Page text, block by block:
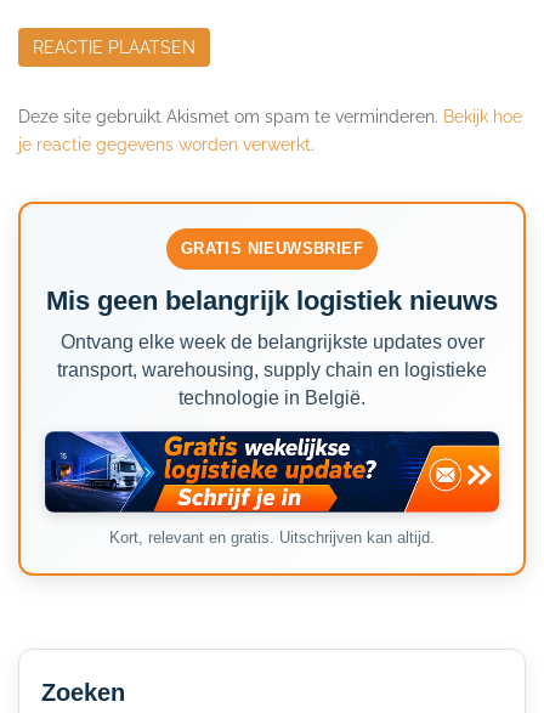
Deze site gebruikt Akismet om spam te verminderen. Bekijk hoe
je reactie gegevens worden verwerkt.
GRATIS NIEUWSBRIEF
Mis geen belangrijk logistiek nieuws
Ontvang elke week de belangrijkste updates over
transport, warehousing, supply chain en logistieke
technologie in België.
Kort, relevant en gratis. Uitschrijven kan altijd.
Secondary
Sidebar
Zoeken